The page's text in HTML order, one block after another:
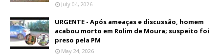
July 04, 2026
URGENTE - Após ameaças e discussão, homem
acabou morto em Rolim de Moura; suspeito foi
preso pela PM
May 24, 2026